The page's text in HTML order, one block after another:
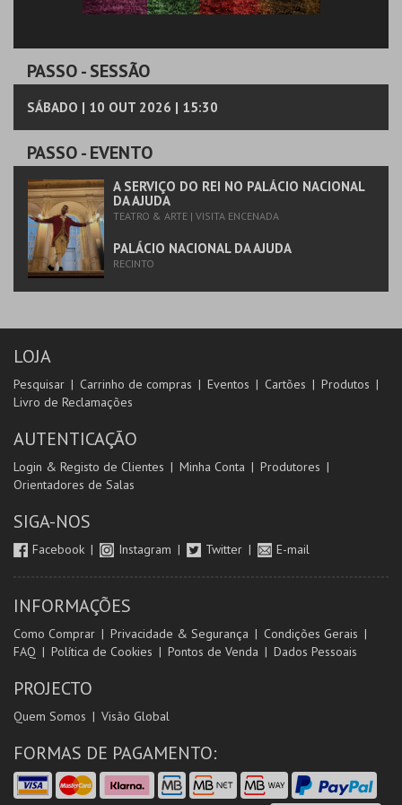
PASSO- SESSÃO
SÁBADO | 10 OUT 2026 | 15:30
PASSO- EVENTO
A SERVIÇO DO REI NO PALÁCIO NACIONAL
DA AJUDA
TEATRO & ARTE | VISITA ENCENADA
PALÁCIO NACIONAL DA AJUDA
RECINTO
LOJA
Pesquisar Carrinho de compras Eventos Cartões
Produtos
Livro de Reclamações
AUTENTICAÇÃO
Login & Registo de Clientes Minha Conta
Produtores
Orientadores de Salas
SIGA-NOS
Facebook Instagram Twitter E-mail
INFORMAÇÕES
Como Comprar Privacidade & Segurança
Condições Gerais
FAQ
Política de Cookies Pontos de Venda Dados Pessoais
PROJECTO
Quem Somos Visão Global
FORMAS DE PAGAMENTO: